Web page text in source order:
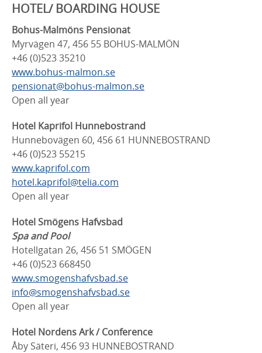
HOTEL/ BOARDING HOUSE
Bohus-Malmöns Pensionat
Myrvägen 47, 456 55 BOHUS-MALMÖN
+46 (0)523 35210
www.bohus-malmon.se
pensionat@bohus-malmon.se
Open all year
Hotel Kaprifol Hunnebostrand
Hunnebovägen 60, 456 61 HUNNEBOSTRAND
+46 (0)523 55215
www.kaprifol.com
hotel.kaprifol@telia.com
Open all year
Hotel Smögens Hafvsbad
Spa and Pool
Hotellgatan 26, 456 51 SMÖGEN
+46 (0)523 668450
www.smogenshafvsbad.se
info@smogenshafvsbad.se
Open all year
Hotel Nordens Ark / Conference
Åby Säteri, 456 93 HUNNEBOSTRAND